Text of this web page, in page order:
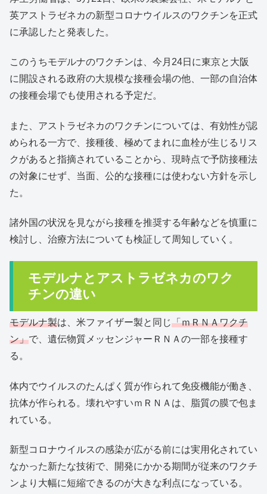
英アストラゼネカの新型コロナウイルスのワクチンを正式
に承認したと発表した。
このうちモデルナのワクチンは、今月24日に東京と大阪
に開設される政府の大規模な接種会場の他、一部の自治体
の接種会場でも使用される予定だ。
また、アストラゼネカのワクチンについては、有効性が認
められる一方で、接種後、極めてまれに血栓が生じるリス
クがあると指摘されていることから、現時点で予防接種法
の対象にせず、当面、公的な接種には使わない方針を示し
た。
諸外国の状況を見ながら接種を推奨する年齢などを慎重に
検討し、治療方法についても検証して周知していく。
モデルナとアストラゼネカのワク
チンの違い
モデルナ製は、米ファイザー製と同じ「ｍＲＮＡワクチ
ン」で、遺伝物質メッセンジャーＲＮＡの一部を接種す
る。
体内でウイルスのたんぱく質が作られて免疫機能が働き、
抗体が作られる。壊れやすいｍＲＮＡは、脂質の膜で包ま
れている。
新型コロナウイルスの感染が広がる前には実用化されてい
なかった新たな技術で、開発にかかる期間が従来のワクチ
ンより大幅に短縮できるのが大きな利点になっている。